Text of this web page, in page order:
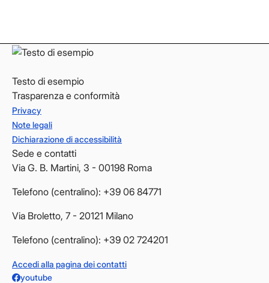
Testo di esempio
Trasparenza e conformità
Privacy
Note legali
Dichiarazione di accessibilità
Sede e contatti
Via G. B. Martini, 3 - 00198 Roma
Telefono (centralino): +39 06 84771
Via Broletto, 7 - 20121 Milano
Telefono (centralino): +39 02 724201
Accedi alla pagina dei contatti
youtube